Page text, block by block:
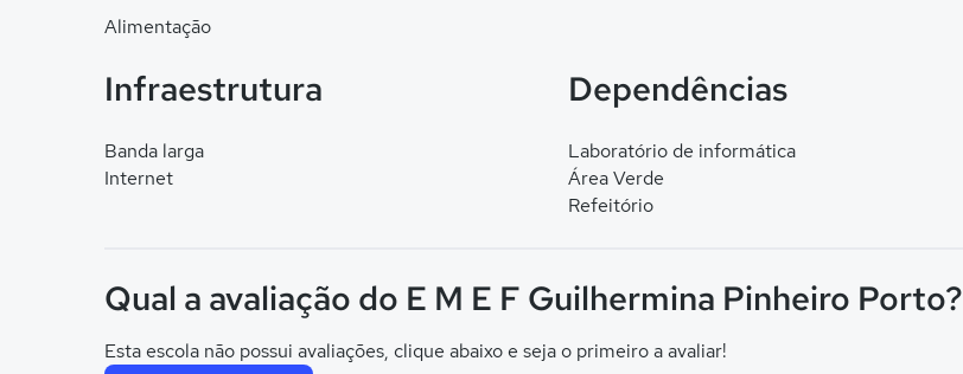
Alimentação
Infraestrutura
Banda larga
Internet
Dependências
Laboratório de informática
Área Verde
Refeitório
Qual a avaliação do E M E F Guilhermina Pinheiro Porto?
Esta escola não possui avaliações, clique abaixo e seja o primeiro a avaliar!